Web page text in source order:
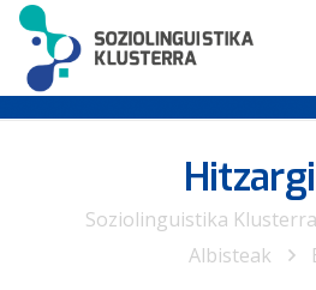
Soziolinguistika Klusterra
Albisteak